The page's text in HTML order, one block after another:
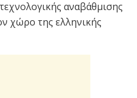
αναβάθμισης
χώρο της ελληνικής